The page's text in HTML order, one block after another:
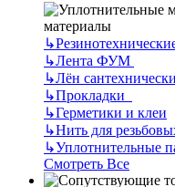
материалы
↳
↳Лента ФУМ
↳Лён
↳Прокладки
↳Герметики и клеи
↳Нить для
↳Уплотнительные
Смотреть Все